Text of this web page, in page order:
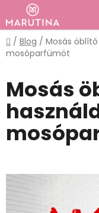
Ugrás
fő
tartalomhoz
Kezdőlap
/ Blog / Mosás
mosóparfümöt
Mosás